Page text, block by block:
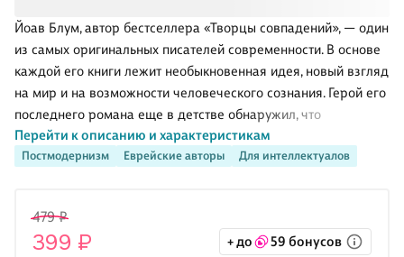
Постмодернизм Еврейские авторы Для интеллектуалов
Йоав Блум, автор бестселлера «Творцы совпадений», — один
из самых оригинальных писателей современности. В основе
каждой его книги лежит необыкновенная идея, новый взгляд
на мир и на возможности человеческого сознания. Герой его
последнего романа еще в детстве обнаружил, что
отличается от остальных: он способен слышать мысли людей
и переживать их ощущения. Став старше, захлестываемый
защищенности разваливается на части, когда однажды на
пороге его дома появляется бывшая возлюбленная, угрожая
Перейти к описанию и характеристикам
479 ₽
399 ₽ + до 59 бонусов